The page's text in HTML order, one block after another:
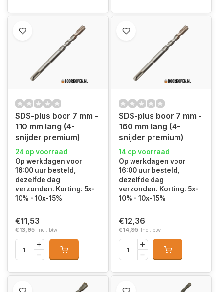
SDS-plus boor 7 mm -
110 mm lang (4-
snijder premium)
24 op voorraad
Op werkdagen voor
16:00 uur besteld,
dezelfde dag
verzonden. Korting: 5x-
10% - 10x-15%
€11,53
€13,95 Incl. btw
SDS-plus boor 7 mm -
160 mm lang (4-
snijder premium)
14 op voorraad
Op werkdagen voor
16:00 uur besteld,
dezelfde dag
verzonden. Korting: 5x-
10% - 10x-15%
€12,36
€14,95 Incl. btw